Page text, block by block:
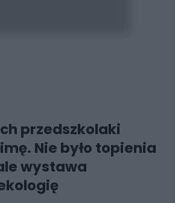
przedszkolaki
Nie było topienia
wystawa